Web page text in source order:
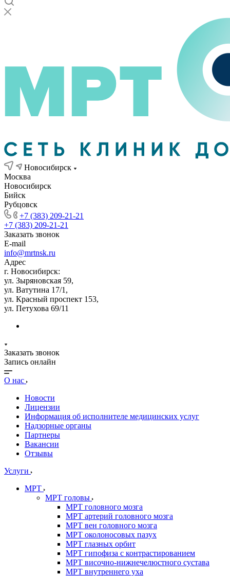
Новосибирск
Москва
Новосибирск
Бийск
Рубцовск
+7 (383) 209-21-21
+7 (383) 209-21-21
Заказать звонок
E-mail
info@mrtnsk.ru
Адрес
г. Новосибирск:
ул. Зыряновская 59,
ул. Ватутина 17/1,
ул. Красный проспект 153,
ул. Петухова 69/11
Заказать звонок
Запись онлайн
О нас
Новости
Лицензии
Информация об исполнителе медицинских услуг
Надзорные органы
Партнеры
Вакансии
Отзывы
Услуги
МРТ
МРТ головы
МРТ головного мозга
МРТ артерий головного мозга
МРТ вен головного мозга
МРТ околоносовых пазух
МРТ глазных орбит
МРТ гипофиза с контрастированием
МРТ височно-нижнечелюстного сустава
МРТ внутреннего уха